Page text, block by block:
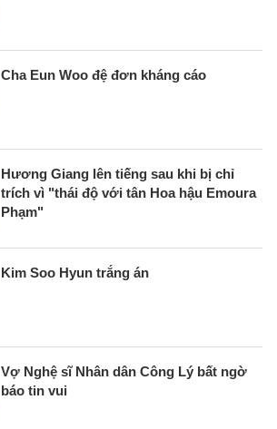
Cha Eun Woo đệ đơn kháng cáo
Hương Giang lên tiếng sau khi bị chỉ
trích vì "thái độ với tân Hoa hậu Emoura
Phạm"
Kim Soo Hyun trắng án
Vợ Nghệ sĩ Nhân dân Công Lý bất ngờ
báo tin vui